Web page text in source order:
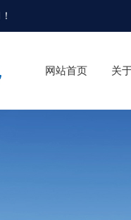
！
网站首页 关